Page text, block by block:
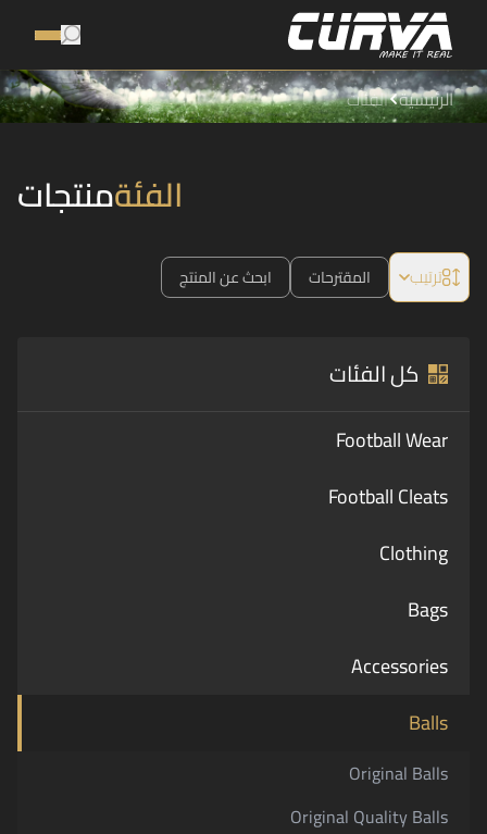
الرئيسية الفئات
الفئةمنتجات
ترتيب المقترحات ابحث عن المنتج
كل الفئات
Football Wear
Football Cleats
Clothing
Bags
Accessories
Balls
Original Balls
Original Quality Balls